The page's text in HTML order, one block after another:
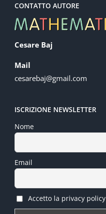
CONTATTO AUTORE
Cesare Baj
Mail
cesarebaj@gmail.com
ISCRIZIONE NEWSLETTER
Nome
Email
Accetto la privacy policy